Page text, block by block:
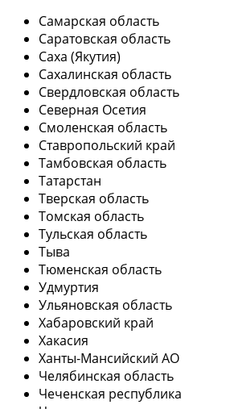
Самарская область
Саратовская область
Саха (Якутия)
Сахалинская область
Свердловская область
Северная Осетия
Смоленская область
Ставропольский край
Тамбовская область
Татарстан
Тверская область
Томская область
Тульская область
Тыва
Тюменская область
Удмуртия
Ульяновская область
Хабаровский край
Хакасия
Ханты-Мансийский АО
Челябинская область
Чеченская республика